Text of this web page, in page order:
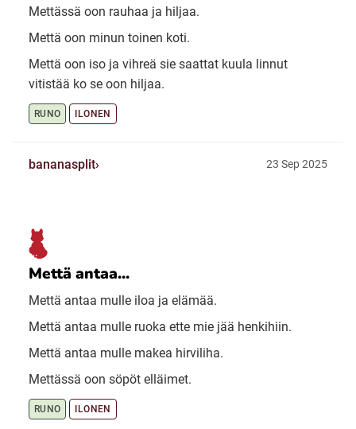
Mettässä oon rauhaa ja hiljaa.
Mettä oon minun toinen koti.
Mettä oon iso ja vihreä sie saattat kuula linnut
vitistää ko se oon hiljaa.
RUNO ILONEN
bananasplit 23 Sep 2025
Mettä antaa...
Mettä antaa mulle iloa ja elämää.
Mettä antaa mulle ruoka ette mie jää henkihiin.
Mettä antaa mulle makea hirviliha.
Mettässä oon söpöt elläimet.
RUNO ILONEN